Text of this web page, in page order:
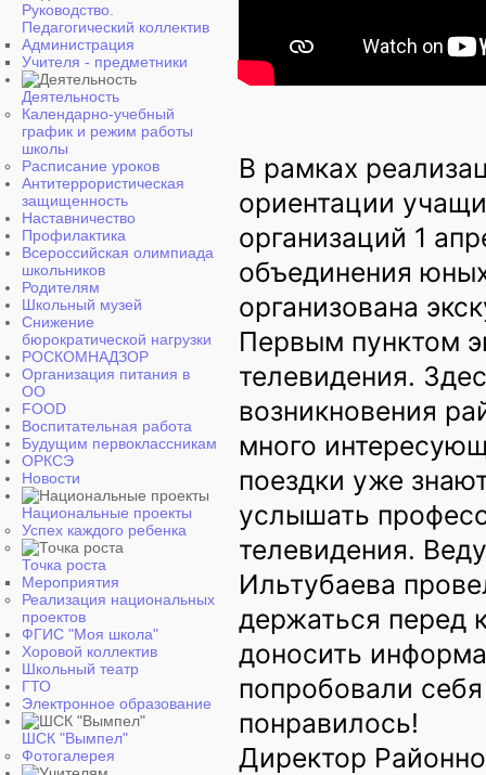
Руководство.
Педагогический коллектив
Администрация
Учителя - предметники
Деятельность
Календарно-учебный
график и режим работы
школы
Расписание уроков
Антитеррористическая
защищенность
Наставничество
Профилактика
Всероссийская олимпиада
школьников
Родителям
Школьный музей
Снижение
бюрократической нагрузки
РОСКОМНАДЗОР
Организация питания в
ОО
FOOD
Воспитательная работа
Будущим первоклассникам
ОРКСЭ
Новости
Национальные проекты
Успех каждого ребенка
Точка роста
Мероприятия
Реализация национальных
проектов
ФГИС "Моя школа"
Хоровой коллектив
Школьный театр
ГТО
Электронное образование
ШСК "Вымпел"
Фотогалерея
В рамках
ориентации
организаций 1
объединения
организована
Первым пунктом
телевидения.
возникновения
много
поездки уже
услышать
телевидения.
Ильтубаева
держаться перед
доносить
попробовали
понравилось!
Директор